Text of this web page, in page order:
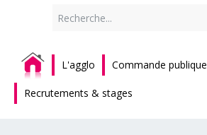
L'agglo Commande publique
Recrutements & stages